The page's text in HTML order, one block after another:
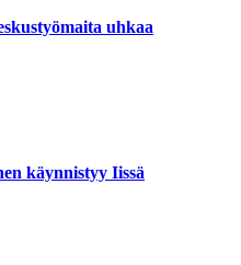
uhkaa
käynnistyy Iissä